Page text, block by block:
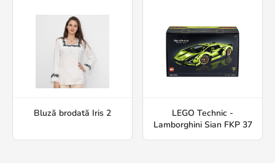
Bluză brodată Iris 2
LEGO Technic -
Lamborghini Sian FKP 37